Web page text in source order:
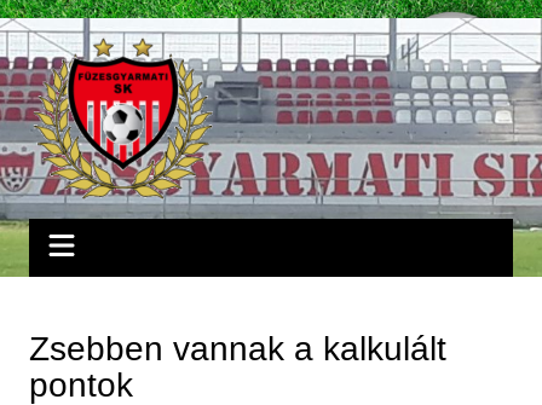
Skip
to
content
Zsebben vannak a kalkulált
pontok